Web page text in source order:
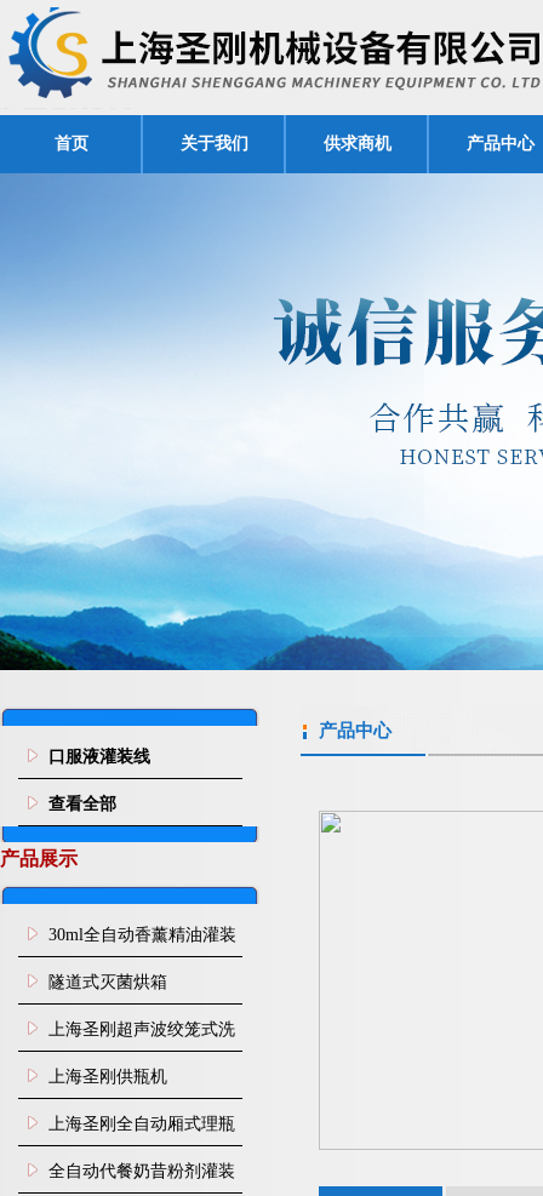
首页 关于我们 供求商机 产品中心
口服液灌装线
查看全部
产品展示
30ml全自动香薰精油灌装
旋盖机
隧道式灭菌烘箱
上海圣刚超声波绞笼式洗
瓶机
上海圣刚供瓶机
上海圣刚全自动厢式理瓶
机
全自动代餐奶昔粉剂灌装
产品中心